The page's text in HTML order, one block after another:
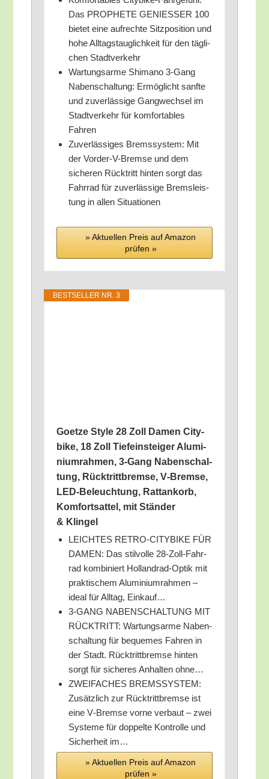
Das PROPHETE GENIESSER 100
bie­tet eine auf­rech­te Sitz­po­si­ti­on und
hohe All­tags­taug­lich­keit für den täg­li­
chen Stadtverkehr
War­tungs­ar­me Shi­ma­no 3‑Gang
Naben­schal­tung: Ermög­licht sanf­te
und zuver­läs­si­ge Gang­wech­sel im
Stadt­ver­kehr für kom­for­ta­bles
Fahren
Zuver­läs­si­ges Brems­sys­tem: Mit
der Vor­der-V-Brem­se und dem
siche­ren Rück­tritt hin­ten sorgt das
Fahr­rad für zuver­läs­si­ge Brems­leis­
tung in allen Situationen
» Aktu­el­len Preis auf Ama­zon
prü­fen »
BEST­SEL­LER NR. 3
Goet­ze Style 28 Zoll Damen City­
bike, 18 Zoll Tie­fein­stei­ger Alu­mi­
ni­um­rah­men, 3‑Gang Naben­schal­
tung, Rück­tritt­brem­se, V‑Bremse,
LED-Beleuch­tung, Rat­tan­korb,
Kom­fort­sat­tel, mit Stän­der
& Klingel
LEICHTES RETRO-CITYBIKE FÜR
DAMEN: Das stil­vol­le 28-Zoll-Fahr­
rad kom­bi­niert Hol­land­rad-Optik mit
prak­ti­schem Alu­mi­ni­um­rah­men –
ide­al für All­tag, Einkauf…
3‑GANG NABENSCHALTUNG MIT
RÜCKTRITT: War­tungs­ar­me Naben­
schal­tung für beque­mes Fah­ren in
der Stadt. Rück­tritt­brem­se hin­ten
sorgt für siche­res Anhal­ten ohne…
ZWEIFACHES BREMSSYSTEM:
Zusätz­lich zur Rück­tritt­brem­se ist
eine V‑Bremse vor­ne ver­baut – zwei
Sys­te­me für dop­pel­te Kon­trol­le und
Sicher­heit im…
» Aktu­el­len Preis auf Ama­zon
prü­fen »